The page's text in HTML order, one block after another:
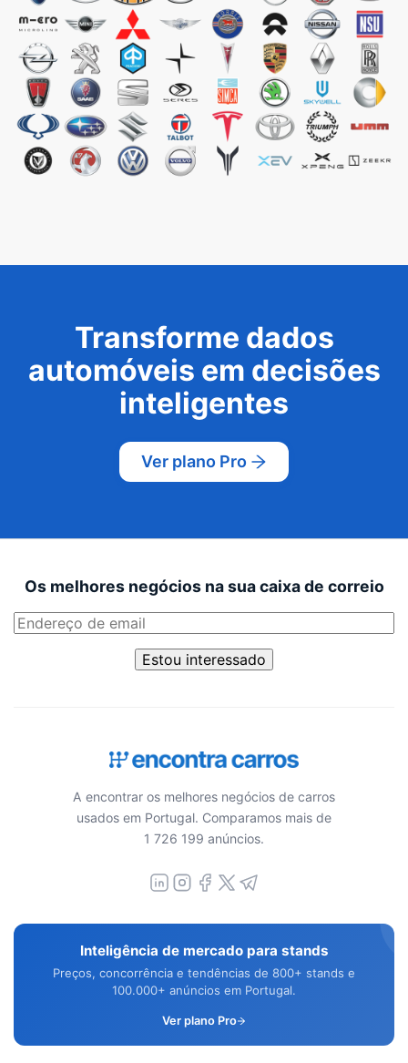
Transforme dados
automóveis em decisões
inteligentes
Ver plano Pro
Os melhores negócios na sua caixa de correio
Estou interessado
A encontrar os melhores negócios de carros
usados em Portugal. Comparamos mais de
1 726 199 anúncios.
Inteligência de mercado para stands
Preços, concorrência e tendências de 800+ stands e
100.000+ anúncios em Portugal.
Ver plano Pro